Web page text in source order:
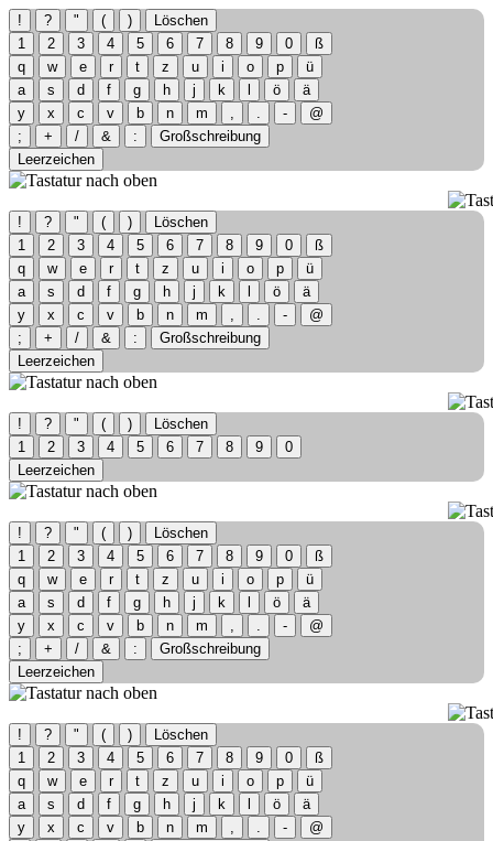
! ? " ( )
Löschen
1
2 3 4 5 6 7 8 9 0
ß
q
w e r t z u i o p
ü
a
s d f g h j k ö
ä
y
x c v b n m , . -
@
;
+ / & :
Großschreibung
Leerzeichen
! ? " ( )
Löschen
1
2 3 4 5 6 7 8 9 0
ß
q
w e r t z u i o p
ü
a
s d f g h j k ö
ä
y
x c v b n m , . -
@
;
+ / & :
Großschreibung
Leerzeichen
! ? " ( )
Löschen
1
2 3 4 5 6 7 8 9
0
Leerzeichen
! ? " ( )
Löschen
1
2 3 4 5 6 7 8 9 0
ß
q
w e r t z u i o p
ü
a
s d f g h j k ö
ä
y
x c v b n m , . -
@
;
+ / & :
Großschreibung
Leerzeichen
! ? " ( )
Löschen
1
2 3 4 5 6 7 8 9 0
ß
q
w e r t z u i o p
ü
a
s d f g h j k ö
ä
y
x c v b n m , . -
@